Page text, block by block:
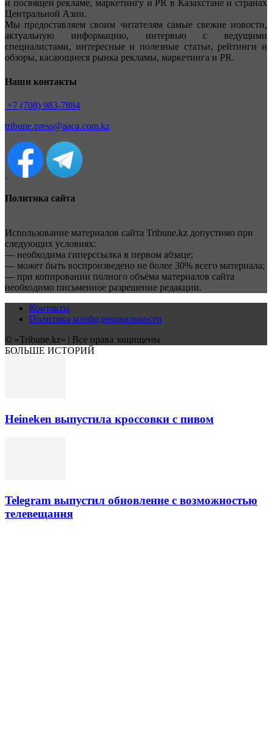
и посвящен рекламе, маркетингу и PR в Казахстане и странах
Центральной Азии.
Мы предоставляем своим читателям самые свежие новости,
актуальную информацию, интервью с ведущими
специалистами, интересные и полезные статьи, рейтинги и
обзоры, касающиеся рынка рекламы, маркетинга и PR.
Наши контакты
+7 (708) 983-7884
tribune.press@aaca.com.kz
Политика сайта
Использование материалов сайта Tribune.kz допустимо при
следующих условиях:
— необходима гиперссылка в первом абзаце;
— может быть воспроизведено не более 30% всего материала;
— при копировании полного объёма материалов сайта
необходимо письменное разрешение редакции.
Контакты
Политика конфиденциальности
© «Tribune.kz» | Все права защищены
БОЛЬШЕ ИСТОРИЙ
Heineken выпустила кроссовки с пивом
Telegram выпустил обновление с возможностью
телевещания